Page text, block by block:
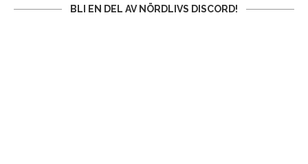
BLI EN DEL AV NÖRDLIVS DISCORD!